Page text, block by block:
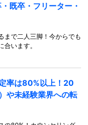
既卒・フリーター・
まで二人三脚！今からでも
います。
率は80%以上！20
や未経験業界への転